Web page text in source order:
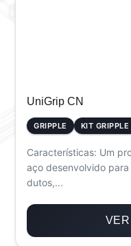
UniGrip CN
GRIPPLE KIT
Características: Um
aço desenvolvido
dutos,...